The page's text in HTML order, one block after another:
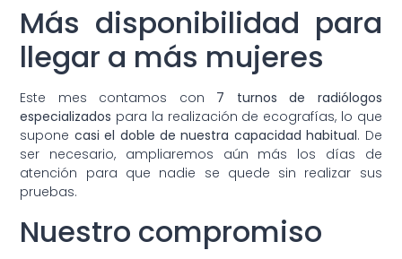
Más disponibilidad para
llegar a más mujeres
Este mes contamos con 7 turnos de radiólogos
especializados para la realización de ecografías, lo que
supone casi el doble de nuestra capacidad habitual. De
ser necesario, ampliaremos aún más los días de
atención para que nadie se quede sin realizar sus
pruebas.
Nuestro compromiso